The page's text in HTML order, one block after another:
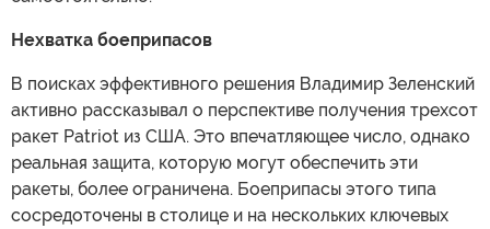
Нехватка боеприпасов
В поисках эффективного решения Владимир Зеленский
активно рассказывал о перспективе получения трехсот
ракет Patriot из США. Это впечатляющее число, однако
реальная защита, которую могут обеспечить эти
ракеты, более ограничена. Боеприпасы этого типа
сосредоточены в столице и на нескольких ключевых